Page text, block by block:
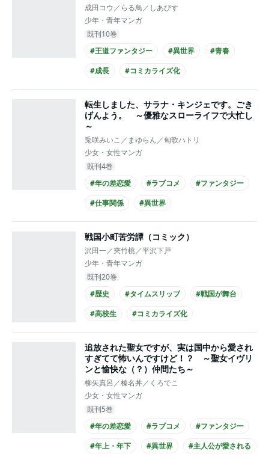
成田コウ／らる鳥／しあびす
少年・青年マンガ
既刊10巻
#王道ファンタジー
#異世界
#青春
#成長
#コミカライズ化
転生しました、サラナ・キンジェです。ごき
げんよう。 ～優雅なスローライフで大忙し
～
兎咲みいこ／まゆらん／匈歌ハトリ
少女・女性マンガ
既刊4巻
#年の差恋愛
#ラブコメ
#ファンタジー
#仕事関係
#異世界
#主人公が想いを寄せる
#爽やかイケメン
#主人公が10代女性
#コミカライズ化
戦国小町苦労譚（コミック）
沢田一／夾竹桃／平沢下戸
少年・青年マンガ
既刊20巻
#歴史
#タイムスリップ
#戦国が舞台
#高校生
#コミカライズ化
追放された聖女ですが、実は国中から愛され
すぎてて怖いんですけど！？ ～聖女イヴリ
ンと愉快な（？）仲間たち～
柳矢真呂／榛名丼／くろでこ
少女・女性マンガ
既刊5巻
#年の差恋愛
#ラブコメ
#ファンタジー
#年上・年下
#異世界
#主人公が愛される